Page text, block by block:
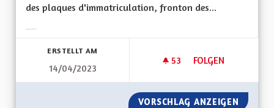
des plaques d'immatriculation, fronton des...
ERSTELLT AM
14/04/2023
53 53 FOLLOWER
FOLGEN
DRAPEAU ALSACIEN
VORSCHLAG ANZEIGEN